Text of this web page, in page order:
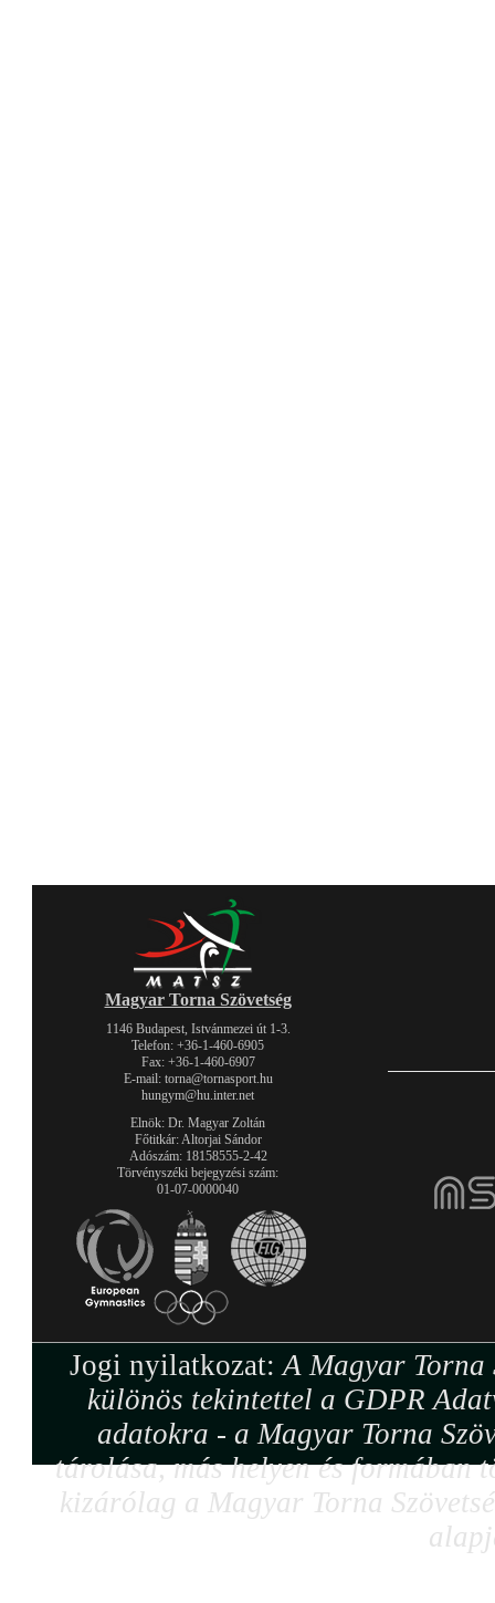
Magyar Torna Szövetség
1146 Budapest, Istvánmezei út 1-3.
Telefon: +36-1-460-6905
Fax: +36-1-460-6907
E-mail: torna@tornasport.hu
hungym@hu.inter.net
Elnök: Dr. Magyar Zoltán
Főtitkár: Altorjai Sándor
Adószám: 18158555-2-42
Törvényszéki bejegyzési szám:
01-07-0000040
Jogi nyilatkozat:A Magyar Torna
különös tekintettel a GDPR
adatokra - a Magyar Torna
tárolása, más helyen és formában
kizárólag a Magyar Torna